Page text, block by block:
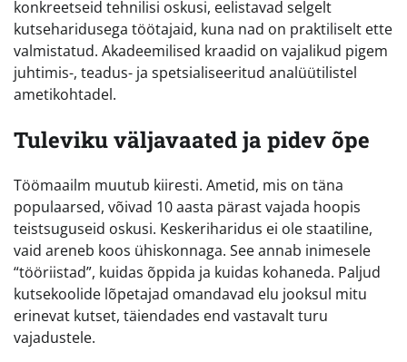
konkreetseid tehnilisi oskusi, eelistavad selgelt
kutseharidusega töötajaid, kuna nad on praktiliselt ette
valmistatud. Akadeemilised kraadid on vajalikud pigem
juhtimis-, teadus- ja spetsialiseeritud analüütilistel
ametikohtadel.
Tuleviku väljavaated ja pidev õpe
Töömaailm muutub kiiresti. Ametid, mis on täna
populaarsed, võivad 10 aasta pärast vajada hoopis
teistsuguseid oskusi. Keskeriharidus ei ole staatiline,
vaid areneb koos ühiskonnaga. See annab inimesele
“tööriistad”, kuidas õppida ja kuidas kohaneda. Paljud
kutsekoolide lõpetajad omandavad elu jooksul mitu
erinevat kutset, täiendades end vastavalt turu
vajadustele.